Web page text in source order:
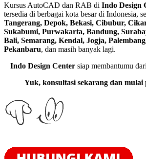
Kursus AutoCAD dan RAB di Indo Design
tersedia di berbagai kota besar di Indonesia,
Tangerang, Depok, Bekasi, Cibubur,
Sukabumi, Purwakarta, Bandung,
Bali, Semarang, Kendal, Jogja,
Pekanbaru, dan masih banyak lagi.
Indo Design Center siap membantumu dari
Yuk, konsultasi sekarang dan